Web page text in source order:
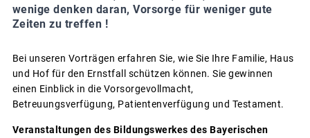
wenige denken daran, Vorsorge für weniger gute
Zeiten zu treffen !
Bei unseren Vorträgen erfahren Sie, wie Sie Ihre Familie, Haus
und Hof für den Ernstfall schützen können. Sie gewinnen
einen Einblick in die Vorsorgevollmacht,
Betreuungsverfügung, Patientenverfügung und Testament.
Veranstaltungen des Bildungswerkes des Bayerischen